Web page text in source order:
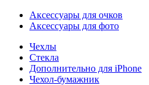
Аксессуары для очков
Аксессуары для фото
Чехлы
Стекла
Дополнительно для iPhone
Чехол-бумажник